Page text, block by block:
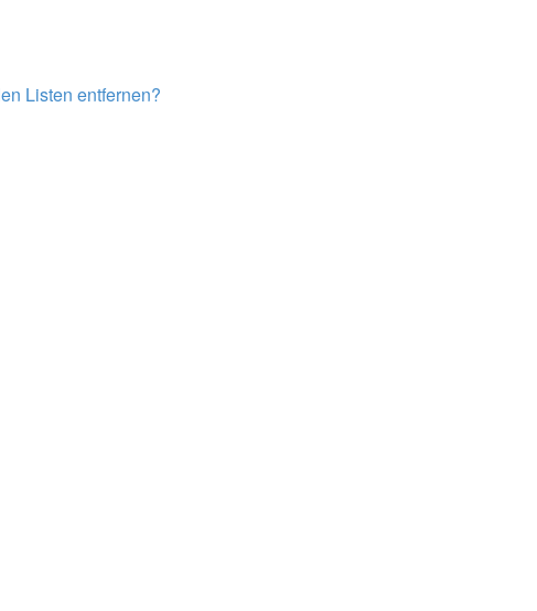
Listen entfernen?